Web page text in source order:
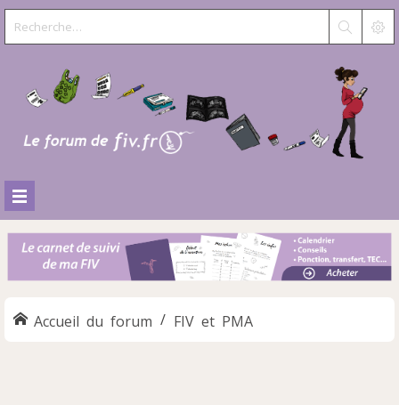
Accueil du forum FIV et PMA